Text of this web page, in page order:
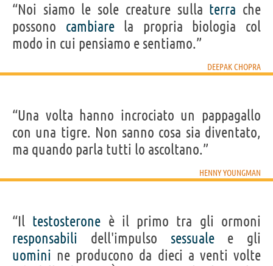
“Noi siamo le sole creature sulla terra che
possono cambiarela propria biologia col
modo in cui pensiamo e sentiamo.”
DEEPAK CHOPRA
“Una volta hanno incrociato un pappagallo
con una tigre. Non sanno cosa sia diventato,
ma quando parla tutti lo ascoltano.”
HENNY YOUNGMAN
“Il testosterone è il primo tra gli ormoni
responsabili dell'impulso sessualee gli
uomini ne producono da dieci a venti volte